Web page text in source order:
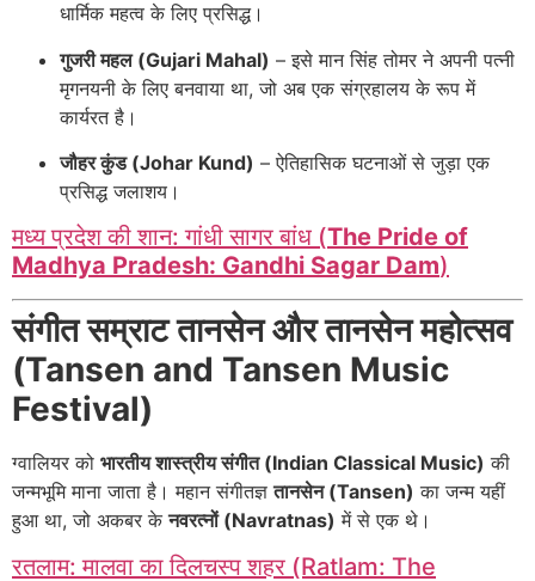
धार्मिक महत्व के लिए प्रसिद्ध।
गुजरी महल (Gujari Mahal) – इसे मान सिंह तोमर ने अपनी पत्नी
मृगनयनी के लिए बनवाया था, जो अब एक संग्रहालय के रूप में
कार्यरत है।
जौहर कुंड (Johar Kund) – ऐतिहासिक घटनाओं से जुड़ा एक
प्रसिद्ध जलाशय।
मध्य प्रदेश की शान: गांधी सागर बांध (The Pride of
Madhya Pradesh: Gandhi Sagar Dam)
संगीत सम्राट तानसेन और तानसेन महोत्सव
(Tansen and Tansen Music
Festival)
ग्वालियर को भारतीय शास्त्रीय संगीत (Indian Classical Music) की
जन्मभूमि माना जाता है। महान संगीतज्ञतानसेन (Tansen) का जन्म यहीं
हुआ था, जो अकबर केनवरत्नों (Navratnas) में से एक थे।
रतलाम: मालवा का दिलचस्प शहर (Ratlam: The